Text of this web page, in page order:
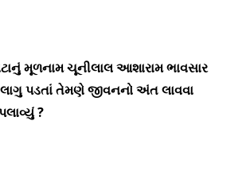
મૂળનામ ચૂનીલાલ આશારામ ભાવસાર
પડતાં તેમણે જીવનનો અંત લાવવા
?